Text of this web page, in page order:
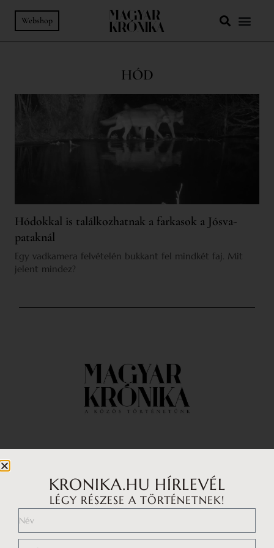
Webshop
HÓD
Hódokkal is találkozhatnak a farkasok a Jósva-
pataknál
Egy vadkamera felvételén bukkant fel mindkét faj. Mit
jelent mindez?
Médiaajánlat
Adatkezelési tájékoztató
KRONIKA.HU HÍRLEVÉL
LÉGY RÉSZESE A TÖRTÉNETNEK!